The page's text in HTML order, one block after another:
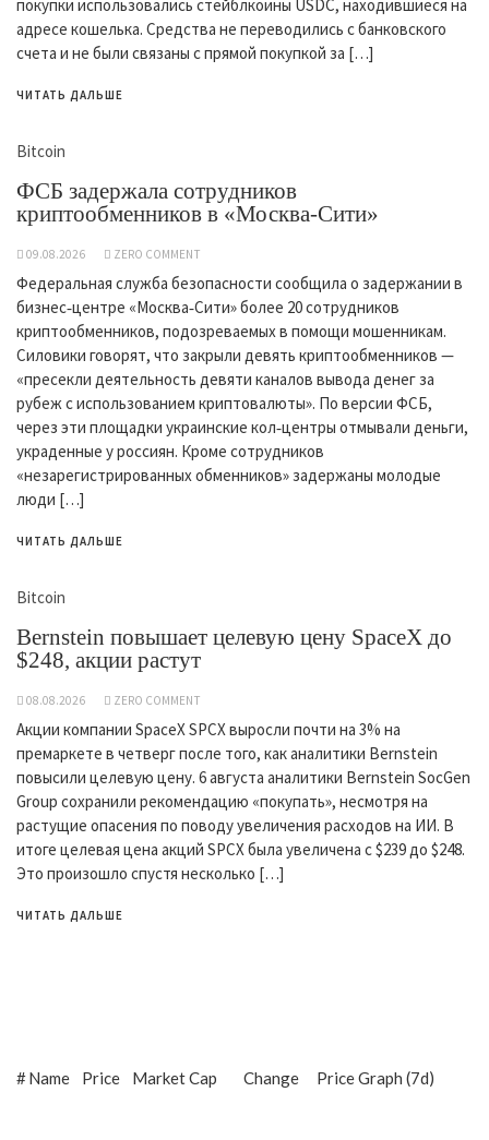
покупки использовались стейблкоины USDC, находившиеся на
адресе кошелька. Средства не переводились с банковского
счета и не были связаны с прямой покупкой за […]
ЧИТАТЬ ДАЛЬШЕ
Bitcoin
ФСБ задержала сотрудников
криптообменников в «Москва-Сити»
09.08.2026 ZERO COMMENT
Федеральная служба безопасности сообщила о задержании в
бизнес‑центре «Москва‑Сити» более 20 сотрудников
криптообменников, подозреваемых в помощи мошенникам.
Силовики говорят, что закрыли девять криптообменников —
«пресекли деятельность девяти каналов вывода денег за
рубеж с использованием криптовалюты». По версии ФСБ,
через эти площадки украинские кол‑центры отмывали деньги,
украденные у россиян. Кроме сотрудников
«незарегистрированных обменников» задержаны молодые
люди […]
ЧИТАТЬ ДАЛЬШЕ
Bitcoin
Bernstein повышает целевую цену SpaceX до
$248, акции растут
08.08.2026 ZERO COMMENT
Акции компании SpaceX SPCX выросли почти на 3% на
премаркете в четверг после того, как аналитики Bernstein
повысили целевую цену. 6 августа аналитики Bernstein SocGen
Group сохранили рекомендацию «покупать», несмотря на
растущие опасения по поводу увеличения расходов на ИИ. В
итоге целевая цена акций SPCX была увеличена с $239 до $248.
Это произошло спустя несколько […]
ЧИТАТЬ ДАЛЬШЕ
#Name Price Market Cap Change Price Graph (7d)